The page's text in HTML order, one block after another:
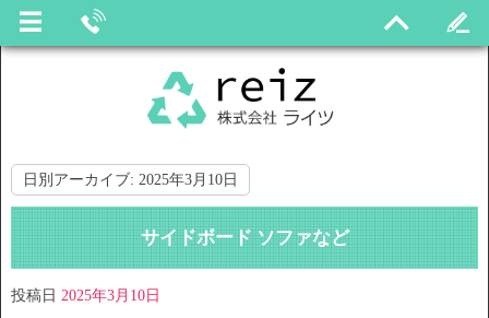
日別アーカイブ: 2025年3月10日
サイドボード ソファなど
投稿日 2025年3月10日